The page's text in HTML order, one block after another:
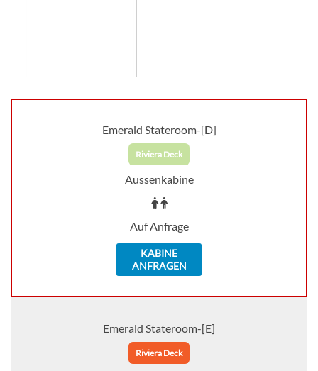
Emerald Stateroom-[D]
Riviera Deck
Aussenkabine
Auf Anfrage
KABINE
ANFRAGEN
Emerald Stateroom-[E]
Riviera Deck